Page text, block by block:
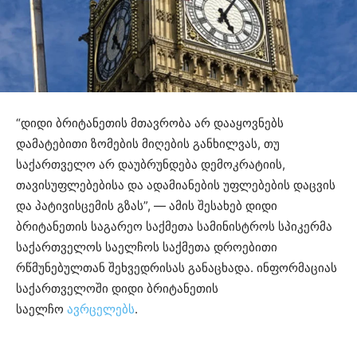
“დიდი ბრიტანეთის მთავრობა არ დააყოვნებს
დამატებითი ზომების მიღების განხილვას, თუ
საქართველო არ დაუბრუნდება დემოკრატიის,
თავისუფლებებისა და ადამიანების უფლებების დაცვის
და პატივისცემის გზას”, — ამის შესახებ დიდი
ბრიტანეთის საგარეო საქმეთა სამინისტროს სპიკერმა
საქართველოს საელჩოს საქმეთა დროებითი
რწმუნებულთან შეხვედრისას განაცხადა. ინფორმაციას
საქართველოში დიდი ბრიტანეთის
საელჩო ავრცელებს.